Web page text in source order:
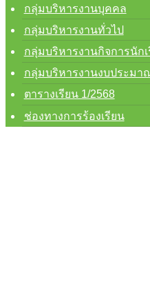
ประกาศเจ
การสร้าง
การประเมินควา
ผลการประ
การส่งเสริมคุณธ
แผนปฏิบัติก
มาตรการ
E-service
กลุ่มบริหารงานบุคคล
กลุ่มบริหารงานทั่วไป
กลุ่มบริหารงานกิจการนัก
กลุ่มบริหารงานงบประมา
ตารางเรียน 1/2568
ช่องทางการร้องเรียน